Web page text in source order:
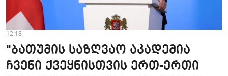
12:18
"ბათუმის საზღვაო აკადემია
ჩვენი ქვეყნისთვის ერთ-ერთი